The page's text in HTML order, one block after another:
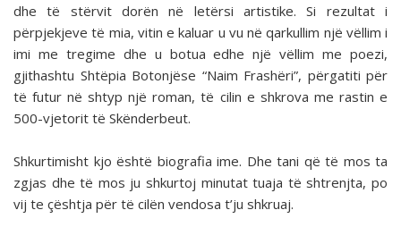
dhe të stërvit dorën në letërsi artistike. Si rezultat i
përpjekjeve të mia, vitin e kaluar u vu në qarkullim një vëllim i
imi me tregime dhe u botua edhe një vëllim me poezi,
gjithashtu Shtëpia Botonjëse “Naim Frashëri”, përgatiti për
të futur në shtyp një roman, të cilin e shkrova me rastin e
500-vjetorit të Skënderbeut.
Shkurtimisht kjo është biografia ime. Dhe tani që të mos ta
zgjas dhe të mos ju shkurtoj minutat tuaja të shtrenjta, po
vij te çështja për të cilën vendosa t’ju shkruaj.